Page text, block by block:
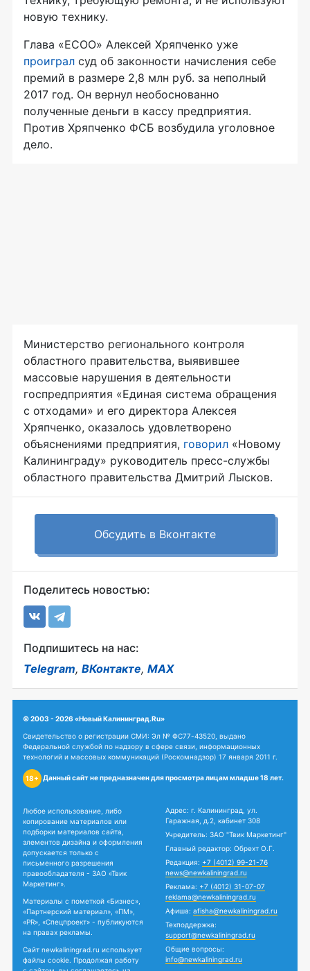
новую технику.
Глава «ЕСОО» Алексей Хряпченко уже
проиграл суд об законности начисления себе
премий в размере 2,8 млн руб. за неполный
2017 год. Он вернул необоснованно
полученные деньги в кассу предприятия.
Против Хряпченко ФСБ возбудила уголовное
дело.
Министерство регионального контроля
областного правительства, выявившее
массовые нарушения в деятельности
госпредприятия «Единая система обращения
с отходами» и его директора Алексея
Хряпченко, оказалось удовлетворено
объяснениями предприятия, говорил «Новому
Калининграду» руководитель пресс-службы
областного правительства Дмитрий Лысков.
Обсудить в Вконтакте
Поделитесь новостью:
Подпишитесь на нас:
Telegram, ВКонтакте, MAX
© 2003 - 2026 «Новый Калининград.Ru»
Свидетельство о регистрации СМИ: Эл № ФС77-43520, выдано
Федеральной службой по надзору в сфере связи, информационных
технологий и массовых коммуникаций (Роскомнадзор) 17 января 2011 г.
18+ Данный сайт не предназначен для просмотра лицам младше 18 лет.
Любое использование, либо
копирование материалов или
подборки материалов сайта,
элементов дизайна и оформления
допускается только с
письменного разрешения
правообладателя - ЗАО «Твик
Маркетинг».
Материалы с пометкой «Бизнес»,
«Партнерский материал», «ПМ»,
«PR», «Спецпроект» - публикуются
на правах рекламы.
Сайт newkaliningrad.ru использует
файлы cookie. Продолжая работу
Адрес: г. Калининград, ул.
Гаражная, д.2, кабинет 308
Учредитель: ЗАО "Твик Маркетинг"
Главный редактор: Обрехт О.Г.
Редакция: +7 (4012) 99-21-76
news@newkaliningrad.ru
Реклама: +7 (4012) 31-07-07
reklama@newkaliningrad.ru
Афиша: afisha@newkaliningrad.ru
Техподдержка:
support@newkaliningrad.ru
Общие вопросы:
info@newkaliningrad.ru